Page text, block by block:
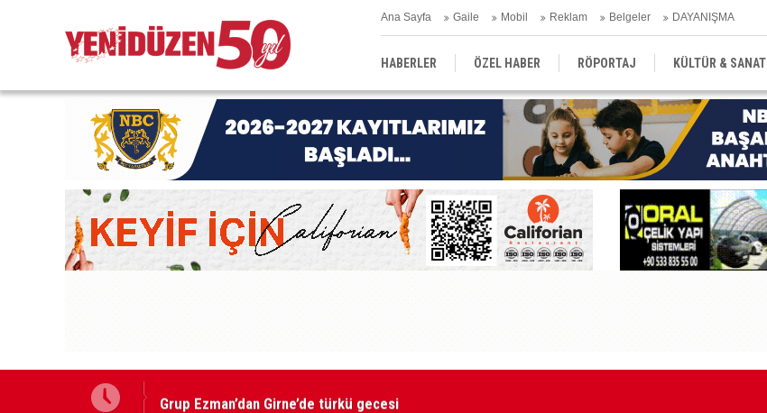
Ana Sayfa Gaile Mobil Reklam Belgeler DAYANIŞMA
HABERLER ÖZEL HABER RÖPORTAJ KÜLTÜR & SANAT
EĞİTİM YEREL YÖNETİM DERGİLER SEKTÖR
Grup Ezman’dan Girne’de türkü gecesi